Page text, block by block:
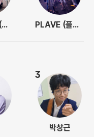
CORTIS (코르티스) PLAVE (플레이브)
3
박창근